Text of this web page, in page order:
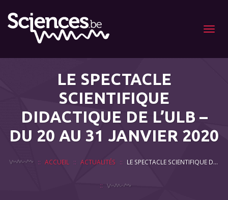
Menu
LE SPECTACLE
SCIENTIFIQUE
DIDACTIQUE DE L’ULB –
DU 20 AU 31 JANVIER 2020
ACCUEIL ACTUALITÉS LE SPECTACLE SCIENTIFIQUE DIDACTIQUE DE L’ULB – DU 20 AU 31 JANVIER 2020